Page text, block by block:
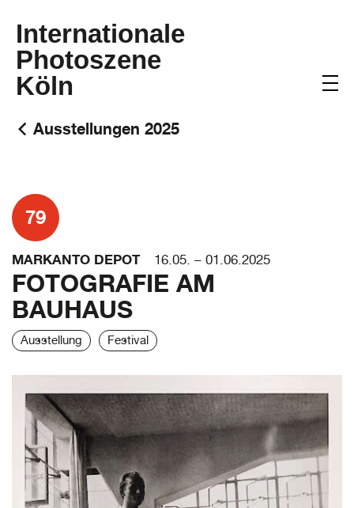
Internationale
Photoszene
Köln
Ausstellungen 2025
79
MARKANTO DEPOT 16.05. – 01.06.2025
FOTOGRAFIE AM
BAUHAUS
Ausstellung Festival